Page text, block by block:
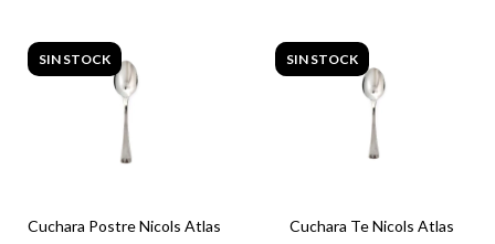
SIN STOCK
Cuchara Postre Nicols Atlas
SIN STOCK
Cuchara Te Nicols Atlas